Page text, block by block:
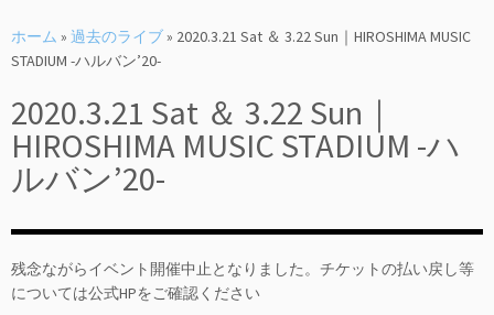
ン
テ
ツ
へ
プ
ホーム » 過去のライブ» 2020.3.21 Sat ＆ 3.22 Sun｜HIROSHIMA MUSIC
STADIUM -ハルバン’20-
2020.3.21 Sat ＆ 3.22 Sun｜
HIROSHIMA MUSIC STADIUM -ハ
ルバン’20-
残念ながらイベント開催中止となりました。チケットの払い戻し等
については公式HPをご確認ください